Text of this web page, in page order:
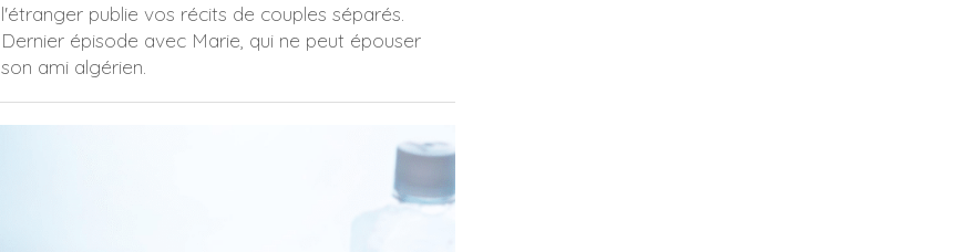
l'étranger publie vos récits de couples séparés.
Dernier épisode avec Marie, qui ne peut épouser
son ami algérien.